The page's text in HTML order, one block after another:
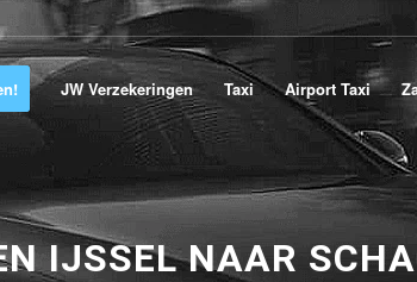
JW Verzekeringen Taxi Airport Taxi
IJSSEL NAAR